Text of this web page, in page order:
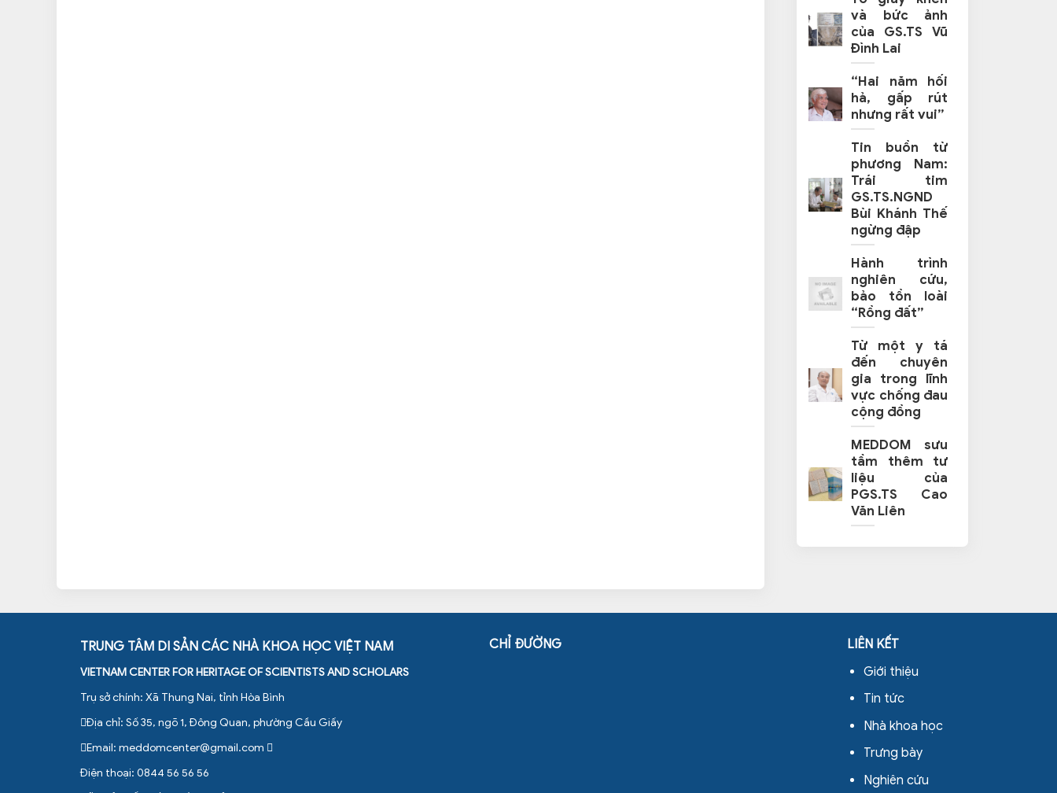
và bức ảnh
của GS.TS Vũ
Đình Lai
“Hai năm hối
hả, gấp rút
nhưng rất vui”
Tin buồn từ
phương Nam:
Trái tim
GS.TS.NGND
Bùi Khánh Thế
ngừng đập
Hành trình
nghiên cứu,
bảo tồn loài
“Rồng đất”
Từ một y tá
đến chuyên
gia trong lĩnh
vực chống đau
cộng đồng
MEDDOM sưu
tầm thêm tư
liệu của
PGS.TS Cao
Văn Liên
TRUNG TÂM DI SẢN CÁC NHÀ KHOA HỌC VIỆT NAM
VIETNAM CENTER FOR HERITAGE OF SCIENTISTS AND SCHOLARS
Trụ sở chính: Xã Thung Nai, tỉnh Hòa Bình
Địa chỉ: Số 35, ngõ 1, Đông Quan, phường Cầu Giấy
Email: meddomcenter@gmail.com
Điện thoại: 0844 56 56 56
CHỈ ĐƯỜNG
LIÊN KẾT
Giới thiệu
Tin tức
Nhà khoa học
Trưng bày
Nghiên cứu